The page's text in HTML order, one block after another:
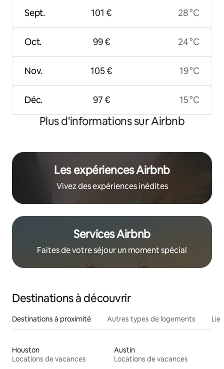
Sept.
Oct.
Nov.
Déc.
101 €
99 €
105 €
97 €
28 °C
24 °C
19 °C
15 °C
Plus d'informations sur Airbnb
Les expériences Airbnb
Vivez des expériences inédites
Services Airbnb
Faites de votre séjour un moment spécial
Destinations à découvrir
Destinations à proximité Autres types de logements
Houston
Locations de vacances
Austin
Locations de vacances